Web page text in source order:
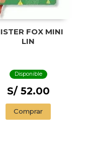
FOX MINI
LIN
Disponible
S/ 52.00
Comprar